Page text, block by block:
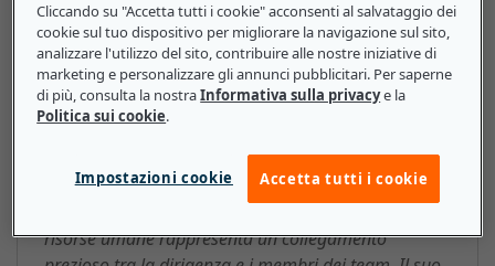
Direttore risorse umane (Chief
Human Resources Officer, CHRO):
ecco cosa devono sapere le
piccole e medie imprese
risorse umane rappresenta un collegamento
Cliccando su "Accetta tutti i cookie" acconsenti al salvataggio dei
cookie sul tuo dispositivo per migliorare la navigazione sul sito,
analizzare l'utilizzo del sito, contribuire alle nostre iniziative di
marketing e personalizzare gli annunci pubblicitari. Per saperne
di più, consulta la nostraInformativa sulla privacye la
Politica sui cookie.
Impostazioni cookie Accetta tutti i cookie